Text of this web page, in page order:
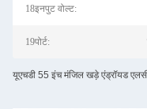
18इनपुट वोल्ट:
19पोर्ट:
यूएचडी 55 इंच मंजिल खड़े एंड्रॉयड